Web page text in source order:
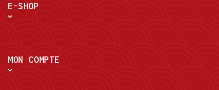
E-SHOP
MON COMPTE